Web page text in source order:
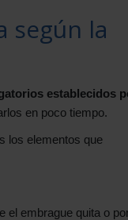
según la
establecidos
en poco tiempo.
los elementos que
el embrague quita o